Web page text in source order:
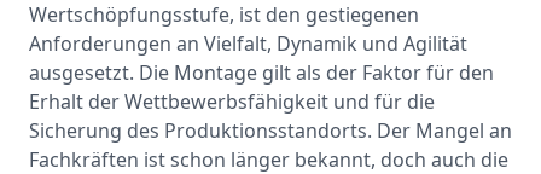
Wertschöpfungsstufe, ist den gestiegenen
Anforderungen an Vielfalt, Dynamik und Agilität
ausgesetzt. Die Montage gilt als der Faktor für den
Erhalt der Wettbewerbsfähigkeit und für die
Sicherung des Produktionsstandorts. Der Mangel an
Fachkräften ist schon länger bekannt, doch auch die